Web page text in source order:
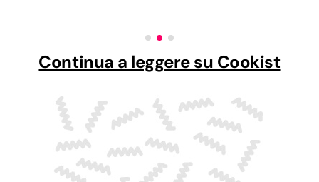
Continua a leggere su Cookist